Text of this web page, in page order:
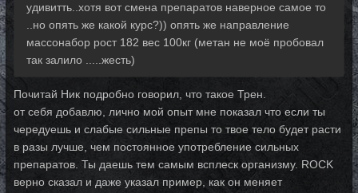
удивитть..хотя вот смена препаратов наверное самое то
..но опять же какой курс?)) опять же направление
массонабор рост 182 вес 100кг (метан не моё пробовал
так залило .....жесть)
Почитай Ник подробно говорил, что такое Трен.
от себя добавлю, лично мой опыт мне показал что если ты
чередуешь и слабые сильные препы то твое тело будет расти
в разы лучше, чем постоянное употребление сильных
препаратов. Ты даешь тем самым всплеск организму. ROCK
верно сказал и даже указал пример, как он меняет